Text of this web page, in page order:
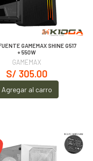
GAMEMAX SHINE G517
+ 550W
GAMEMAX
S/ 305.00
Agregar al carro